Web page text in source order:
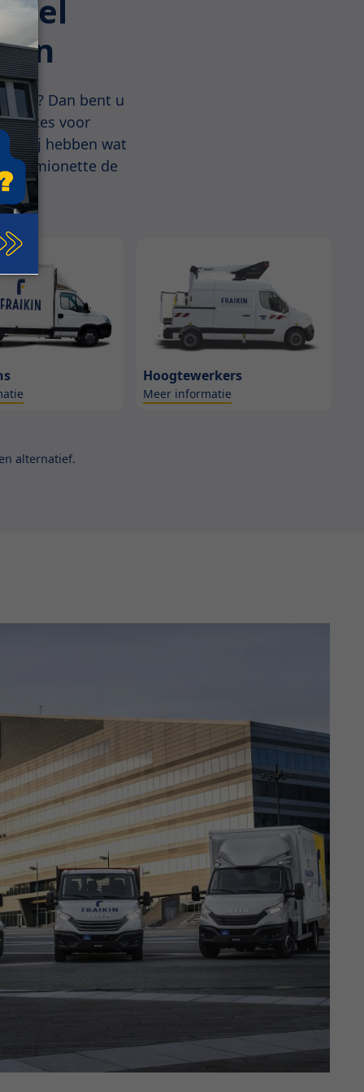
Dan bent u
voor
wij hebben wat
de
Hoogtewerkers
Meer informatie
alternatief.